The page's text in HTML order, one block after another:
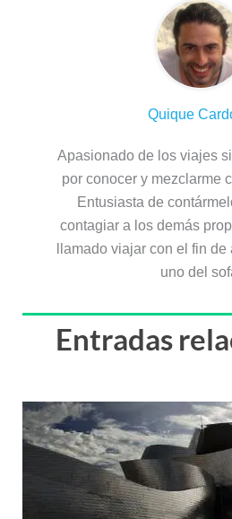
Quique
Apasionado de los viajes
por conocer y mezclarme
Entusiasta de
contagiar a los demás
llamado viajar con el fin
uno del
Entradas